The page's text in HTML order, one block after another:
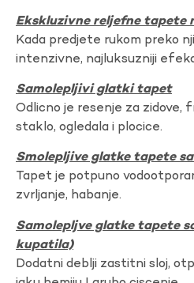
Ekskluzivne reljefne tapete
Kada predjete rukom preko
intenzivne, najluksuzniji
Samolepljivi glatki tapet
Odlicno je resenje za zidove,
staklo, ogledala i plocice.
Smolepljive glatke tapete
Tapet je potpuno
zvrljanje, habanje.
Samolepljve glatke tapete
kupatila)
Dodatni deblji zastitni sloj,